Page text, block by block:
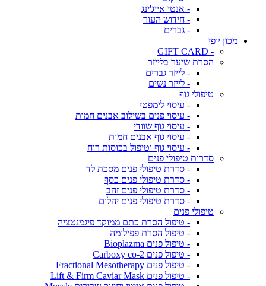
- אנטי אייג'ינג
- חידוש העור
- גברים
מכון יופי
- GIFT CARD
הסרת שיער בלייזר
- לייזר גברים
- לייזר נשים
טיפולי גוף
- עיסוי לימפטי
- עיסוי פנים בשילוב אבנים חמות
- עיסוי גוף שוודי
- עיסוי גוף אבנים חמות
- עיסוי גוף וטיפול בכוסות רוח
סדרות טיפולי פנים
- סדרת טיפולי פנים מסכת לד
- סדרת טיפולי פנים כסף
- סדרת טיפולי פנים זהב
- סדרת טיפולי פנים יהלום
טיפולי פנים
- טיפול הסרת כתם ממוקד פיגמנטציה
- טיפול הסרת פפילומה
- טיפול פנים Bioplazma
- טיפול פנים Carboxy co-2
- טיפול פנים Fractional Mesotherapy
- טיפול פנים Lift & Firm Caviar Mask